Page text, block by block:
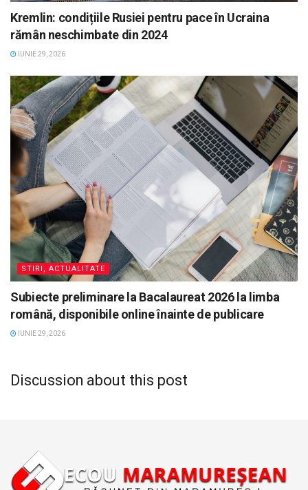
Kremlin: condițiile Rusiei pentru pace în Ucraina
rămân neschimbate din 2024
IUNIE 29, 2026
STIRI, ACTUALITATE
Subiecte preliminare la Bacalaureat 2026 la limba
română, disponibile online înainte de publicare
IUNIE 29, 2026
Discussion about this post